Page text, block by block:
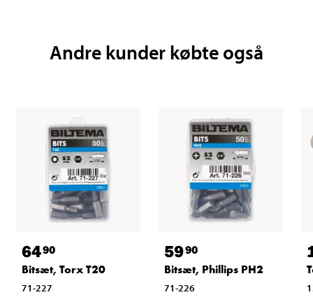
Andre kunder købte også
6490
Bitsæt, Torx T20
71-227
5990
Bitsæt, Phillips PH2
71-226